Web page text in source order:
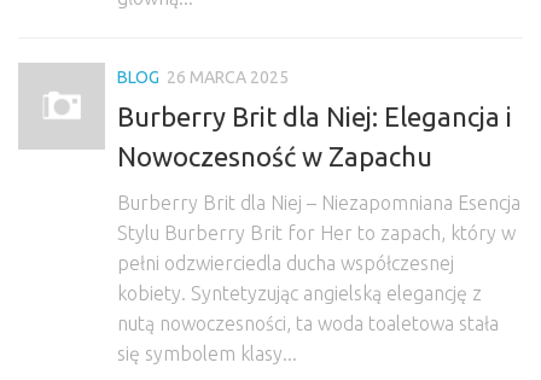
BLOG 26 MARCA 2025
Burberry Brit dla Niej: Elegancja i
Nowoczesność w Zapachu
Burberry Brit dla Niej – Niezapomniana Esencja
Stylu Burberry Brit for Her to zapach, który w
pełni odzwierciedla ducha współczesnej
kobiety. Syntetyzując angielską elegancję z
nutą nowoczesności, ta woda toaletowa stała
się symbolem klasy...